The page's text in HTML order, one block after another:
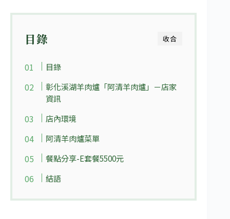
收合
目錄
目錄
彰化溪湖羊肉爐「阿清羊肉爐」－店家
資訊
店內環境
阿清羊肉爐菜單
餐點分享-E套餐5500元
結語